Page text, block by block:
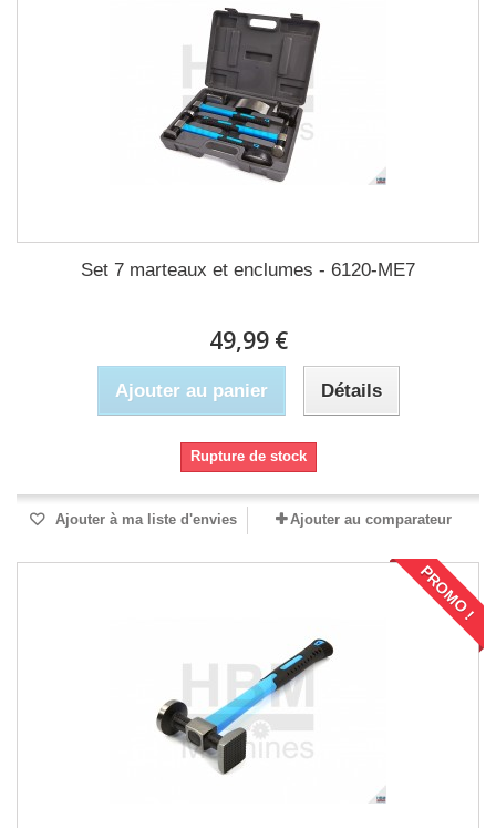
Set 7 marteaux et enclumes - 6120-ME7
49,99 €
Ajouter au panier Détails
Rupture de stock
Ajouter à ma liste d'envies Ajouter au comparateur
PROMO !